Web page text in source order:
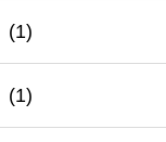
(1)
(1)